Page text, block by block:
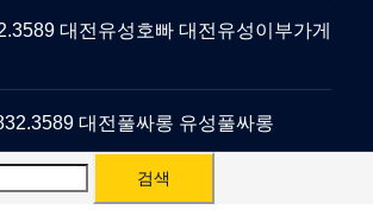
대전유성호빠 대전유성이부가게
대전풀싸롱 유성풀싸롱